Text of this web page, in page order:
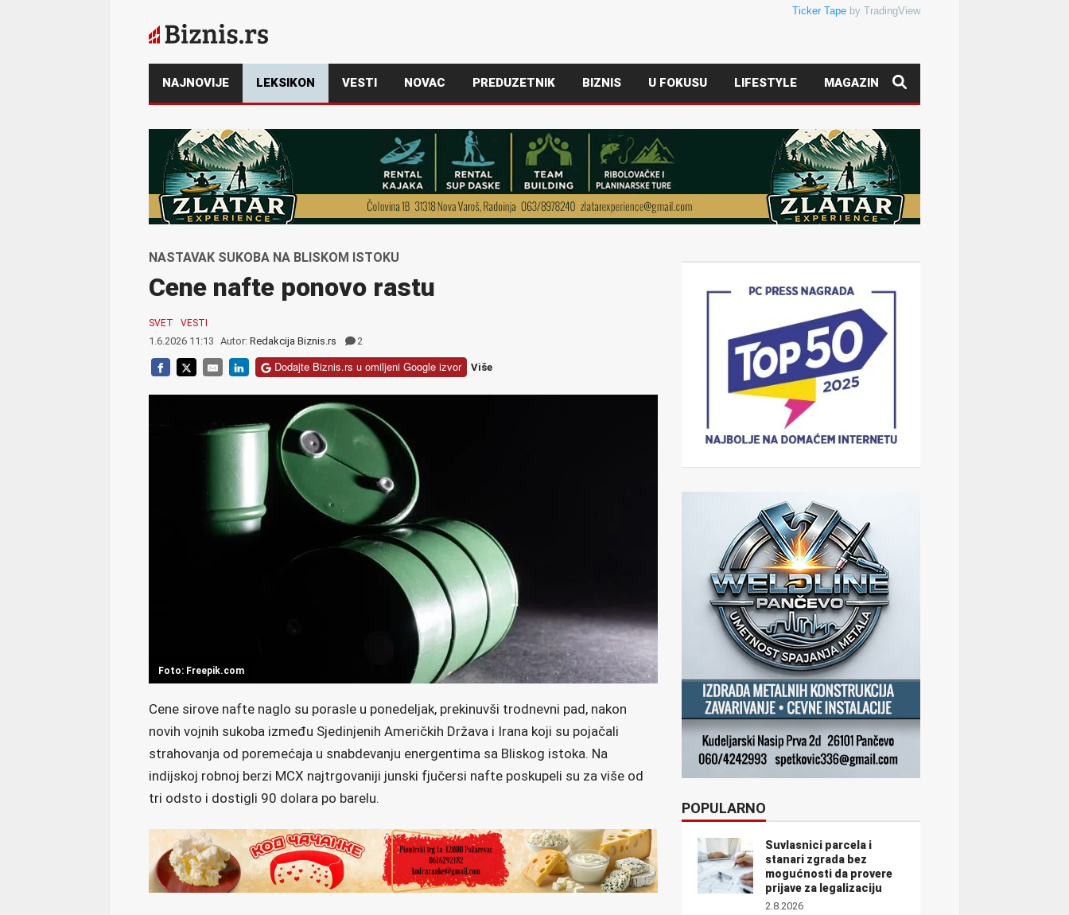
Ticker Tape by TradingView
NAJNOVIJE LEKSIKON VESTI NOVAC PREDUZETNIK BIZNIS U FOKUSU LIFESTYLE MAGAZIN
NASTAVAK SUKOBA NA BLISKOM ISTOKU
Cene nafte ponovo rastu
SVET VESTI
1.6.2026 11:13 Autor: Redakcija Biznis.rs 2
Dodajte Biznis.rs u omiljeni Google izvor Više
Foto: Freepik.com
Cene sirove nafte naglo su porasle u ponedeljak, prekinuvši trodnevni pad, nakon
novih vojnih sukoba između Sjedinjenih Američkih Država i Irana koji su pojačali
strahovanja od poremećaja u snabdevanju energentima sa Bliskog istoka. Na
indijskoj robnoj berzi MCX najtrgovaniji junski fjučersi nafte poskupeli su za više od
tri odsto i dostigli 90 dolara po barelu.
POPULARNO
Suvlasnici parcela i
stanari zgrada bez
mogućnosti da provere
prijave za legalizaciju
2.8.2026